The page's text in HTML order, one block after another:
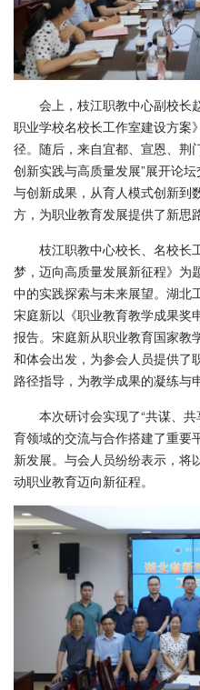
会上，枝江职教中心副校长
职业学校名校长工作室建设方案
径。随后，来自宜都、宣恩、荆
创新实践与高质量发展”展开论
与创新成果，从育人模式创新到
方，为职业教育发展提供了新思路
枝江职教中心校长、名校长
梦，迈向高质量发展新征程》为
中的实践探索与未来展望。湖北
宋庭新以《职业教育教学成果奖
报告。宋庭新从职业教育国家教
和体会出发，为参会人员提供了
路径指导，为教学成果的凝练与
本次研讨会实现了“共谋、
育领域的交流与合作搭建了重要
新发展。与会人员纷纷表示，将
动职业教育迈向新征程。